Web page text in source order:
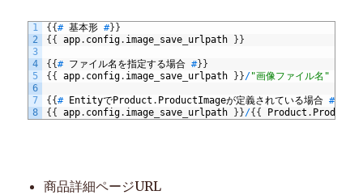
1
2
3
4
5
6
7
8
{{# 基本形 #}}
{{ app. config. image save urlpath }}
{{# ファイル名を指定する場合 #}}
{{ app. config. image save urlpath }}/"画像ファイル名"
{{# EntityでProduct . ProductImageが定義されている場合 #
{{ app. config. image save urlpath }}/{{ Product .
商品詳細ページURL